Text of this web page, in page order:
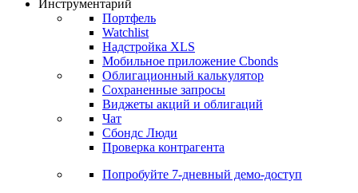
Инструментарий
Портфель
Watchlist
Надстройка XLS
Мобильное приложение Cbonds
Облигационный калькулятор
Сохраненные запросы
Виджеты акций и облигаций
Чат
Сбондс Люди
Проверка контрагента
Попробуйте 7-дневный демо-доступ